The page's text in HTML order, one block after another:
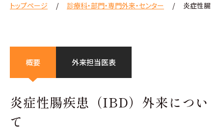
トップページ 診療科・部門・専門外来・センター 炎症性腸疾
概要 外来担当医表
炎症性腸疾患（IBD）外来につい
て